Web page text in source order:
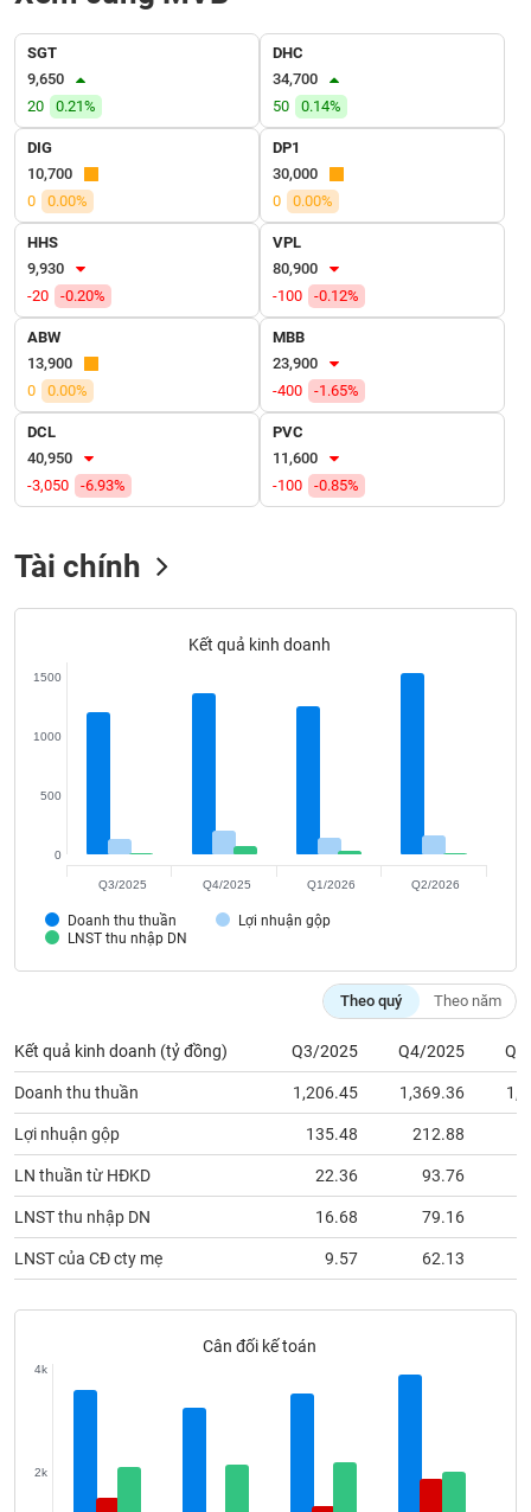
SGT
9,650
20
0.21%
DHC
34,700
50
0.14%
DIG
10,700
0
0.00%
DP1
30,000
0
0.00%
HHS
9,930
-20
-0.20%
VPL
80,900
-100
-0.12%
ABW
13,900
0
0.00%
MBB
23,900
-400
-1.65%
DCL
40,950
-3,050
-6.93%
PVC
11,600
-100
-0.85%
Tài chính
Kết quả kinh doanh
Doanh thu thuần
Lợi nhuận gộp
LNST thu nhập DN
0
500
1000
1500
Q3/2025 Q4/2025 Q1/2026 Q2/2026
Theo quý Theo năm
Kết quả kinh doanh (tỷ đồng) Q3/2025 Q4/2025
Doanh thu thuần 1,206.45 1,369.36
Lợi nhuận gộp 135.48 212.88
LN thuần từ HĐKD 22.36 93.76
LNST thu nhập DN 16.68 79.16
LNST của CĐ cty mẹ 9.57 62.13
Cân đối kế toán
2k
4k
VỤ
TRUYỀN
THÔNG
TIỆN
ÍCH
BẤT
ĐỘNG
SẢN
Mã
chứng
khoán
(-)
Tất cả
(-)
tác
giả
cáo
phân
tích
(-)
Thuật
(-)
vụ